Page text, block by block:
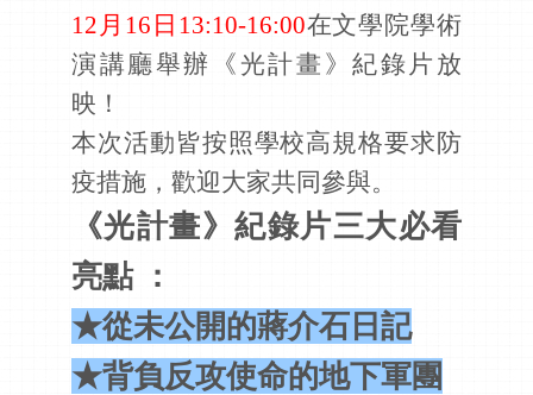
12月16日13:10-16:00在文學院學術
演講廳舉辦《光計畫》紀錄片放
映！
本次活動皆按照學校高規格要求防
疫措施，歡迎大家共同參與。
《光計畫》紀錄片三大必看
亮點 ：
★從未公開的蔣介石日記
★背負反攻使命的地下軍團